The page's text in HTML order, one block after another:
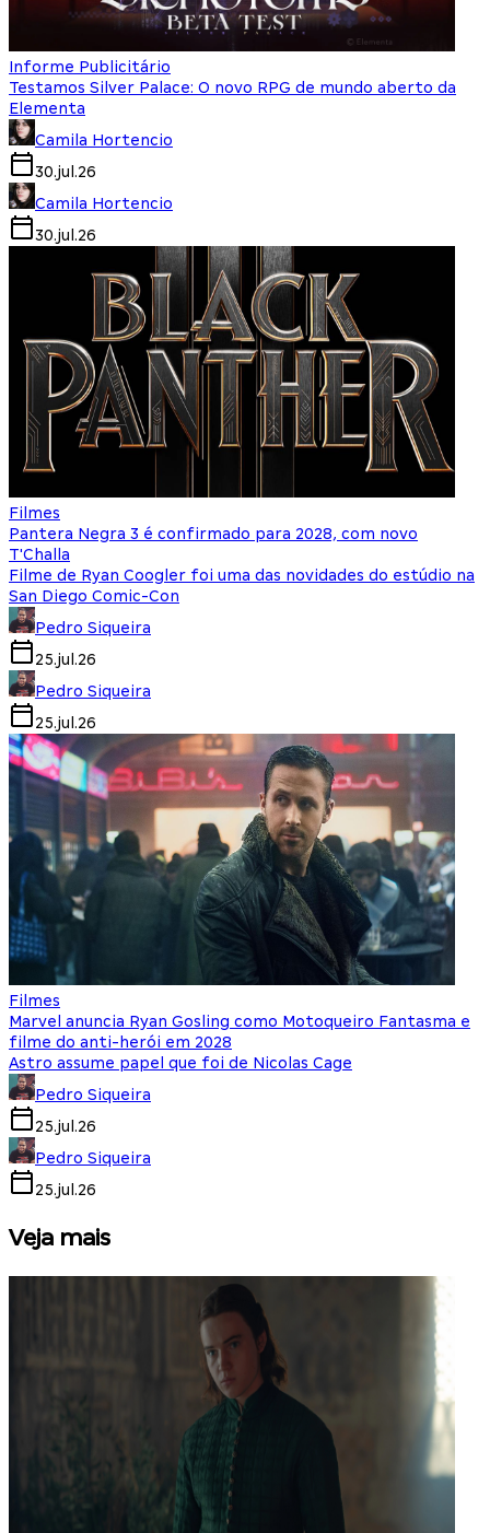
Informe Publicitário
Testamos Silver Palace: O novo RPG de mundo aberto da
Elementa
Camila Hortencio
30.jul.26
Camila Hortencio
30.jul.26
Filmes
Pantera Negra 3 é confirmado para 2028, com novo
T'Challa
Filme de Ryan Coogler foi uma das novidades do estúdio na
San Diego Comic-Con
Pedro Siqueira
25.jul.26
Pedro Siqueira
25.jul.26
Filmes
Marvel anuncia Ryan Gosling como Motoqueiro Fantasma e
filme do anti-herói em 2028
Astro assume papel que foi de Nicolas Cage
Pedro Siqueira
25.jul.26
Pedro Siqueira
25.jul.26
Veja mais